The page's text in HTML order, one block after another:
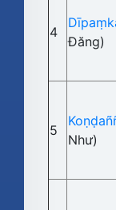
4
Đăng)
5
Như)